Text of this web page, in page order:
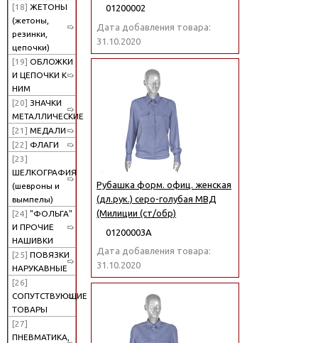
[18] ЖЕТОНЫ
(жетоны,
резинки,
цепочки)
[19] ОБЛОЖКИ
И ЦЕПОЧКИ К
НИМ
[20] ЗНАЧКИ
МЕТАЛЛИЧЕСКИЕ
[21] МЕДАЛИ
[22] ФЛАГИ
[23]
ШЕЛКОГРАФИЯ
(шевроны и
вымпелы)
[24] "ФОЛЬГА"
И ПРОЧИЕ
НАШИВКИ
[25] ПОВЯЗКИ
НАРУКАВНЫЕ
[26]
СОПУТСТВУЮЩИЕ
ТОВАРЫ
[27]
ПНЕВМАТИКА,
01200002
Дата добавления товара:
31.10.2020
Рубашка форм. офиц. женская
(дл.рук.) серо-голубая МВД
(Милиции (ст/обр)
01200003А
Дата добавления товара:
31.10.2020